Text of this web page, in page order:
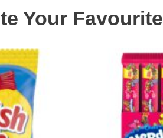
Your Favourite